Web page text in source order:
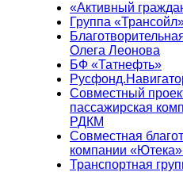
«Активный
Группа
Олега Леонова
БФ «Татнефть»
Совместный
пассажирская
РДКМ
Совместная
компании
Транспортная